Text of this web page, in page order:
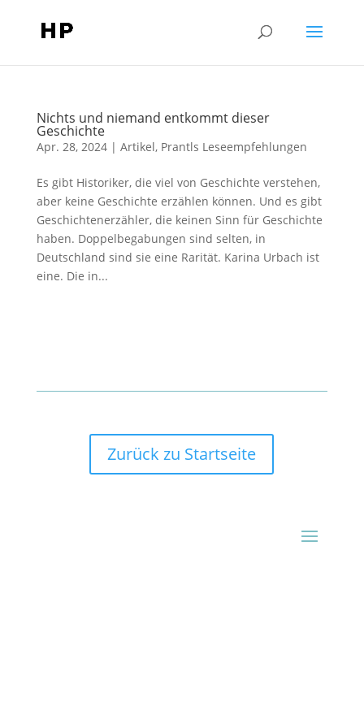
Nichts und niemand entkommt dieser
Geschichte
Apr. 28, 2024| Artikel, Prantls Leseempfehlungen
Es gibt Historiker, die viel von Geschichte verstehen,
aber keine Geschichte erzählen können. Und es gibt
Geschichtenerzähler, die keinen Sinn für Geschichte
haben. Doppelbegabungen sind selten, in
Deutschland sind sie eine Rarität. Karina Urbach ist
eine. Die in...
Zurück zu Startseite